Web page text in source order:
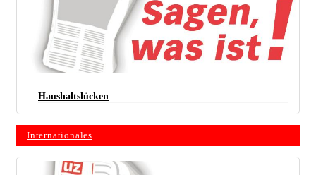
Haushaltslücken
Internationales